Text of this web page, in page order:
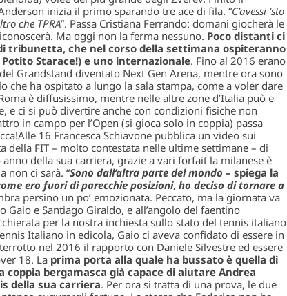
inizia il primo sparando tre ace di fila. “C’avessi ‘sto
che TPRA”. Passa Cristiana Ferrando: domani giocherà le
Ma oggi non la ferma nessuno. Poco distanti ci
tribunetta, che nel corso della settimana ospiteranno
Starace!) e uno internazionale. Fino al 2016 erano
Grandstand diventato Next Gen Arena, mentre ora sono
che ha ospitato a lungo la sala stampa, come a voler dare
è diffusissimo, mentre nelle altre zone d’Italia può e
e ci si può divertire anche con condizioni fisiche non
in campo per l’Open (si gioca solo in coppia) passa
16 Francesca Schiavone pubblica un video sui
della FIT – molto contestata nelle ultime settimane – di
della sua carriera, grazie a vari forfait la milanese è
non ci sarà. “Sono dall’altra parte del mondo – spiega la
ero fuori di parecchie posizioni, ho deciso di tornare a
persino un po’ emozionata. Peccato, ma la giornata va
Gaio e Santiago Giraldo, e all’angolo del faentino
per la nostra inchiesta sullo stato del tennis italiano
Italiano in edicola, Gaio ci aveva confidato di essere in
nel 2016 il rapporto con Daniele Silvestre ed essere
18. La prima porta alla quale ha bussato è quella di
coppia bergamasca già capace di aiutare Andrea
della sua carriera. Per ora si tratta di una prova, le due